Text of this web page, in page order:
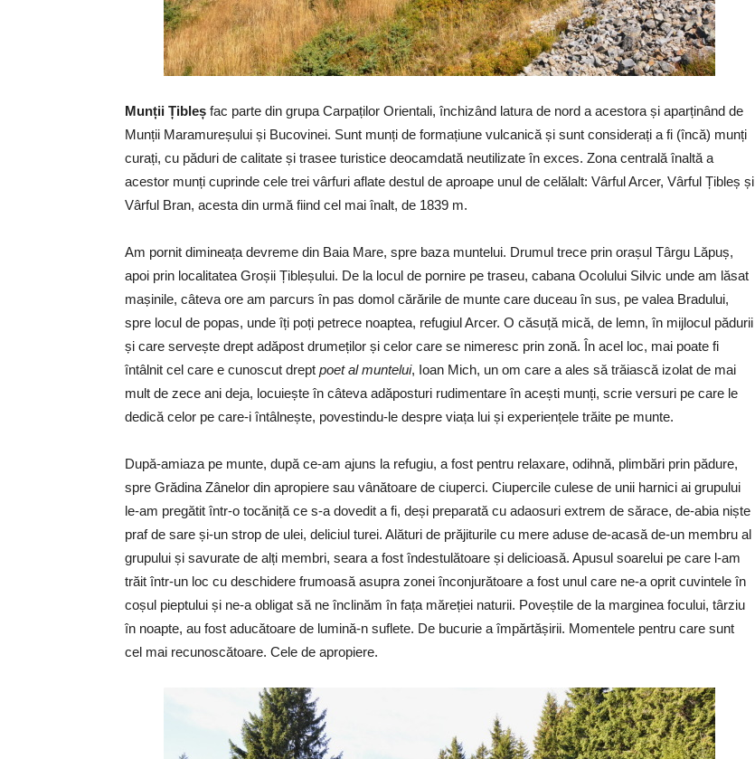
Munții Țibleș fac parte din grupa Carpaților Orientali, închizând latura de nord a acestora și aparținând de
Munții Maramureșului și Bucovinei. Sunt munți de formațiune vulcanică și sunt considerați a fi (încă) munți
curați, cu păduri de calitate și trasee turistice deocamdată neutilizate în exces. Zona centrală înaltă a
acestor munți cuprinde cele trei vârfuri aflate destul de aproape unul de celălalt: Vârful Arcer, Vârful Țibleș și
Vârful Bran, acesta din urmă fiind cel mai înalt, de 1839 m.
Am pornit dimineața devreme din Baia Mare, spre baza muntelui. Drumul trece prin orașul Târgu Lăpuș,
apoi prin localitatea Groșii Țibleșului. De la locul de pornire pe traseu, cabana Ocolului Silvic unde am lăsat
mașinile, câteva ore am parcurs în pas domol cărările de munte care duceau în sus, pe valea Bradului,
spre locul de popas, unde îți poți petrece noaptea, refugiul Arcer. O căsuță mică, de lemn, în mijlocul pădurii
și care servește drept adăpost drumeților și celor care se nimeresc prin zonă. În acel loc, mai poate fi
întâlnit cel care e cunoscut drept poet al muntelui, Ioan Mich, un om care a ales să trăiască izolat de mai
mult de zece ani deja, locuiește în câteva adăposturi rudimentare în acești munți, scrie versuri pe care le
dedică celor pe care-i întâlnește, povestindu-le despre viața lui și experiențele trăite pe munte.
După-amiaza pe munte, după ce-am ajuns la refugiu, a fost pentru relaxare, odihnă, plimbări prin pădure,
spre Grădina Zânelor din apropiere sau vânătoare de ciuperci. Ciupercile culese de unii harnici ai grupului
le-am pregătit într-o tocăniță ce s-a dovedit a fi, deși preparată cu adaosuri extrem de sărace, de-abia niște
praf de sare și-un strop de ulei, deliciul turei. Alături de prăjiturile cu mere aduse de-acasă de-un membru al
grupului și savurate de alți membri, seara a fost îndestulătoare și delicioasă. Apusul soarelui pe care l-am
trăit într-un loc cu deschidere frumoasă asupra zonei înconjurătoare a fost unul care ne-a oprit cuvintele în
coșul pieptului și ne-a obligat să ne înclinăm în fața măreției naturii. Poveștile de la marginea focului, târziu
în noapte, au fost aducătoare de lumină-n suflete. De bucurie a împărtășirii. Momentele pentru care sunt
cel mai recunoscătoare. Cele de apropiere.